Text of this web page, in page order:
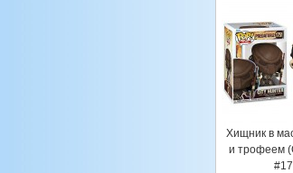
Хищник в
и трофеем